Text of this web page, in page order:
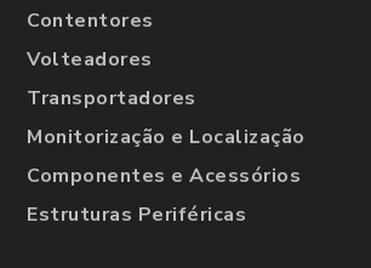
Contentores
Volteadores
Transportadores
Monitorização e Localização
Componentes e Acessórios
Estruturas Periféricas